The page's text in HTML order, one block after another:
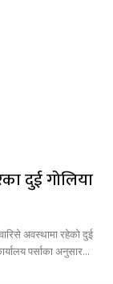
दुई गोलिया
अवस्थामा रहेको दुई
पर्साका अनुसार...